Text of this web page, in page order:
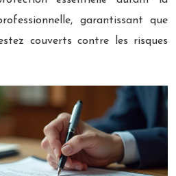
garantissant que
couverts contre les risques